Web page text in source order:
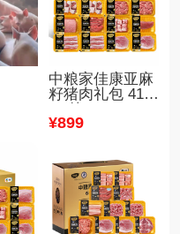
中粮家佳康亚麻
籽猪肉礼包 417
0g/箱
¥899